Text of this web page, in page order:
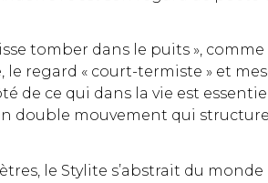
tomber dans le puits »,
regard « court-termiste » et
de ce qui dans la vie est
double mouvement qui structure
le Stylite s’abstrait du monde